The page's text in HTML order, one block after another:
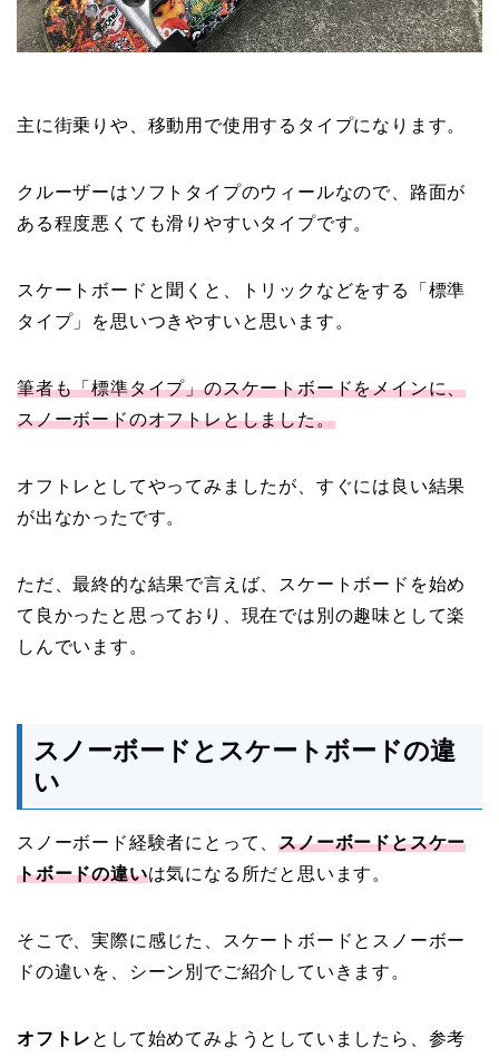
主に街乗りや、移動用で使用するタイプになります。
クルーザーはソフトタイプのウィールなので、路面が
ある程度悪くても滑りやすいタイプです。
スケートボードと聞くと、トリックなどをする「標準
タイプ」を思いつきやすいと思います。
筆者も「標準タイプ」のスケートボードをメインに、
スノーボードのオフトレとしました。
オフトレとしてやってみましたが、すぐには良い結果
が出なかったです。
ただ、最終的な結果で言えば、スケートボードを始め
て良かったと思っており、現在では別の趣味として楽
しんでいます。
スノーボードとスケートボードの違
い
スノーボード経験者にとって、スノーボードとスケー
トボードの違いは気になる所だと思います。
そこで、実際に感じた、スケートボードとスノーボー
ドの違いを、シーン別でご紹介していきます。
オフトレ として始めてみようとしていましたら、参考